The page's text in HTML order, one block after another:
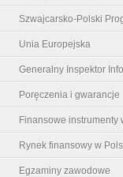
Szwajcarsko-Polski
Unia Europejska
Generalny Inspektor
Poręczenia i gwarancje
Finansowe instrumenty
Rynek finansowy w
Egzaminy zawodowe